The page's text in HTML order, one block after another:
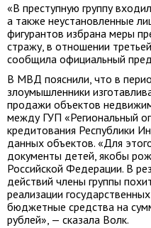
«В преступную группу
а также неустановленные
фигурантов избрана меры
стражу, в отношении
сообщила официальный
В МВД пояснили, что в
злоумышленники
продажи объектов
между ГУП «Региональный
кредитования Республики
данных объектов. «Для
документы детей, якобы
Российской Федерации. В
действий члены группы
реализации
бюджетные средства на
рублей», — сказала Волк.